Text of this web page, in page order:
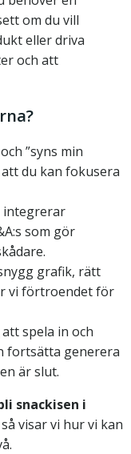
om du vill
eller driva
och att
”syns min
du kan fokusera
som gör
grafik, rätt
vi förtroendet för
spela in och
fortsätta generera
är slut.
snackisen i
visar vi hur vi kan